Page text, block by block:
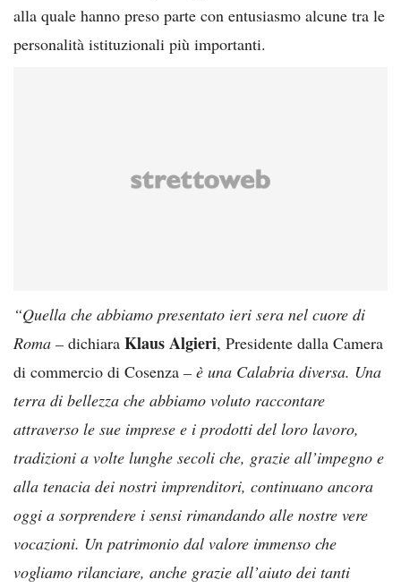
alla quale hanno preso parte con entusiasmo alcune tra le
personalità istituzionali più importanti.
“Quella che abbiamo presentato ieri sera nel cuore di
Roma – dichiara Klaus Algieri, Presidente dalla Camera
di commercio di Cosenza – è una Calabria diversa. Una
terra di bellezza che abbiamo voluto raccontare
attraverso le sue imprese e i prodotti del loro lavoro,
tradizioni a volte lunghe secoli che, grazie all’impegno e
alla tenacia dei nostri imprenditori, continuano ancora
oggi a sorprendere i sensi rimandando alle nostre vere
vocazioni. Un patrimonio dal valore immenso che
vogliamo rilanciare, anche grazie all’aiuto dei tanti